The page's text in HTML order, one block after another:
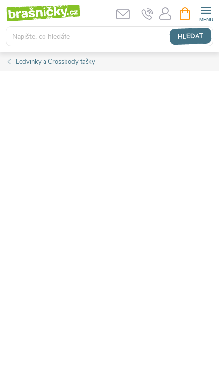
Přejít
obsah
HLEDAT
NÁKUPNÍ
KOŠÍK
Ledvinky a Crossbody tašky